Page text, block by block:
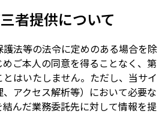
者提供について
法等の法令に定めのある場合を除
ご本人の同意を得ることなく、第
はいたしません。ただし、当サイ
、アクセス解析等）において必要な
んだ業務委託先に対して情報を提